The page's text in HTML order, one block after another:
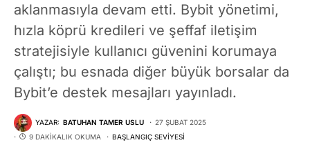
aklanmasıyla devam etti. Bybit yönetimi,
hızla köprü kredileri ve şeffaf iletişim
stratejisiyle kullanıcı güvenini korumaya
çalıştı; bu esnada diğer büyük borsalar da
Bybit’e destek mesajları yayınladı.
YAZAR: BATUHAN TAMER USLU
27 ŞUBAT 2025
9 DAKIKALIK OKUMA
BAŞLANGIÇ SEVIYESI